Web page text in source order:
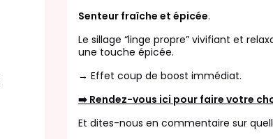
Senteur fraîche et épicée.
Le sillage “linge propre” vivifiant et
une touche épicée.
→ Effet coup de boost immédiat.
➡️ Rendez-vous ici pour faire votre
Et dites-nous en commentaire sur